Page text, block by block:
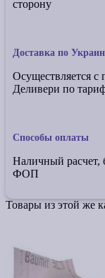
сторону
Доставка по
Осуществляется
Деливери по
Способы оплаты
Наличный расчет,
ФОП
Товары из этой же